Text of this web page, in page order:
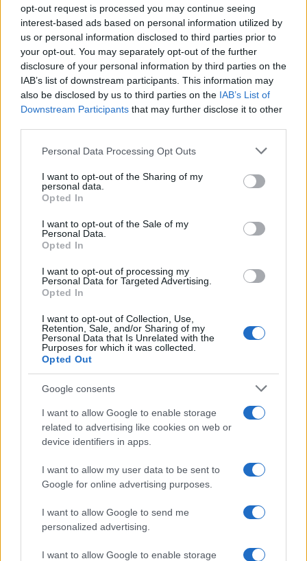
opt-out request is processed you may continue seeing
interest-based ads based on personal information utilized by
us or personal information disclosed to third parties prior to
your opt-out. You may separately opt-out of the further
disclosure of your personal information by third parties on the
IAB’s list of downstream participants. This information may
also be disclosed by us to third parties on the IAB’s List of
Downstream Participants that may further disclose it to other
Please note that this website/app uses one or more Google
not limited to your visit or usage behaviour. You may click to
grant or deny consent to Google and its third-party tags to
use your data for below specified purposes in below Google
consent section.
Personal Data Processing Opt Outs
I want to opt-out of the Sharing of my
personal data.
Opted In
I want to opt-out of the Sale of my
Personal Data.
Opted In
I want to opt-out of processing my
Personal Data for Targeted Advertising.
Opted In
I want to opt-out of Collection, Use,
Retention, Sale, and/or Sharing of my
Personal Data that Is Unrelated with the
Purposes for which it was collected.
Opted Out
Google consents
I want to allow Google to enable storage
related to advertising like cookies on web or
device identifiers in apps.
I want to allow my user data to be sent to
Google for online advertising purposes.
I want to allow Google to send me
personalized advertising.
I want to allow Google to enable storage
FOCUS PMI
Ricambio generazionale nelle PMI: patti, holding e
incentivi
Susanna Riva · 7 Ago 2026